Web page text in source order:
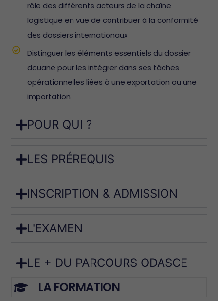
rôle des différents acteurs de la chaîne
logistique en vue de contribuer à la conformité
des dossiers internationaux
Distinguer les éléments essentiels du dossier
douane pour les intégrer dans ses tâches
opérationnelles liées à une exportation ou une
importation
POUR QUI ?
LES PRÉREQUIS
INSCRIPTION & ADMISSION
L'EXAMEN
LE + DU PARCOURS ODASCE
LA FORMATION